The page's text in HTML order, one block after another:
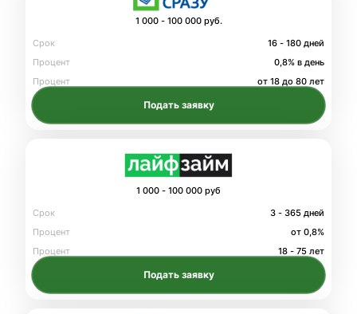
1 000 - 100 000 руб.
Срок
16 - 180 дней
Процент
0,8% в день
Процент
от 18 до 80 лет
Подать заявку
1 000 - 100 000 руб
Срок
3 - 365 дней
Процент
от 0,8%
Процент
18 - 75 лет
Подать заявку